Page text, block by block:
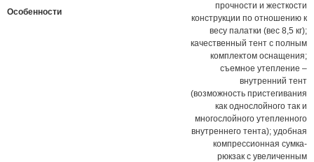
Особенности
прочности и жесткости
конструкции по отношению к
весу палатки (вес 8,5 кг);
качественный тент с полным
комплектом оснащения;
съемное утепление –
внутренний тент
(возможность пристегивания
как однослойного так и
многослойного утепленного
внутреннего тента); удобная
компрессионная сумка-
рюкзак с увеличенным